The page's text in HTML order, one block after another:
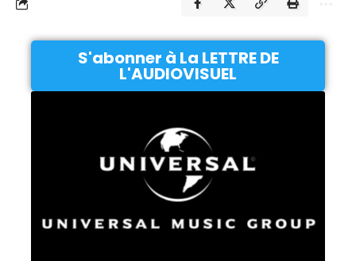
S'abonner à La LETTRE DE
L'AUDIOVISUEL